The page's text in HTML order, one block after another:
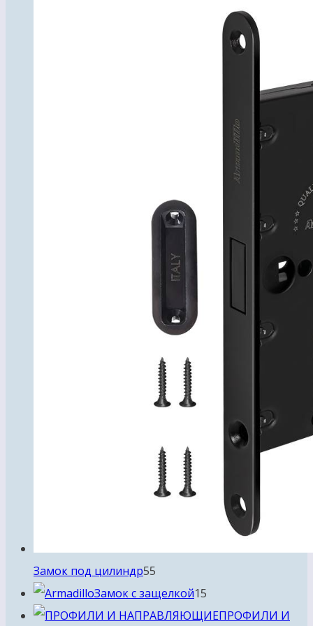
Замок под цилиндр55
товаров
Замок с защелкой15
товаров
ПРОФИЛИ И